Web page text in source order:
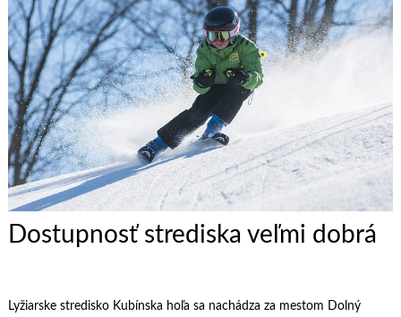
Dostupnosť strediska veľmi dobrá
Lyžiarske stredisko Kubínska hoľa sa nachádza za mestom Dolný